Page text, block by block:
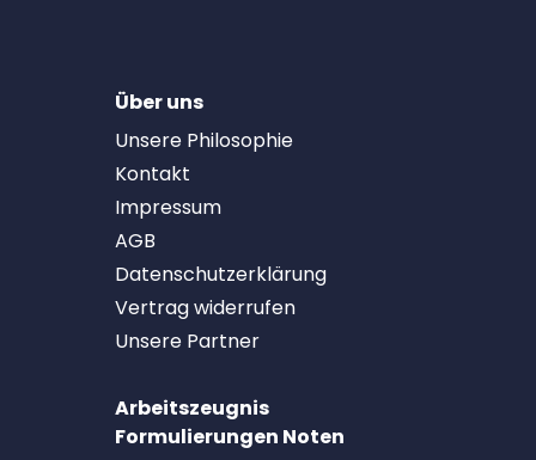
Über uns
Unsere Philosophie
Kontakt
Impressum
AGB
Datenschutzerklärung
Vertrag widerrufen
Unsere Partner
Arbeitszeugnis
Formulierungen Noten